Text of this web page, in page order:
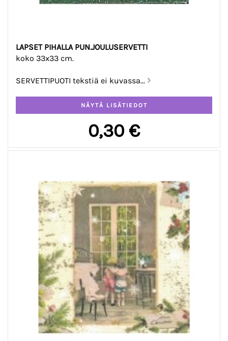
LAPSET PIHALLA PUN.JOULUSERVETTI
koko 33x33 cm.
SERVETTIPUOTI tekstiä ei kuvassa...
0,30 €